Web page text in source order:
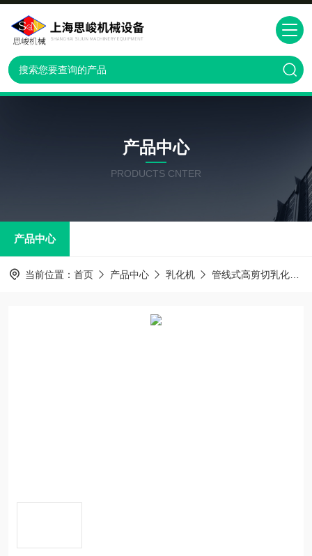
产品中心
PRODUCTS CNTER
产品中心
当前位置： 首页 产品中心 乳化机 管线式高剪切乳化机